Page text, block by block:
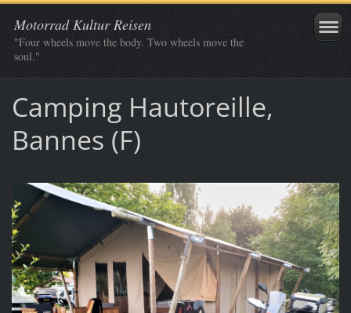
Motorrad Kultur Reisen
"Four wheels move the body. Two wheels move the
soul."
Camping Hautoreille,
Bannes (F)